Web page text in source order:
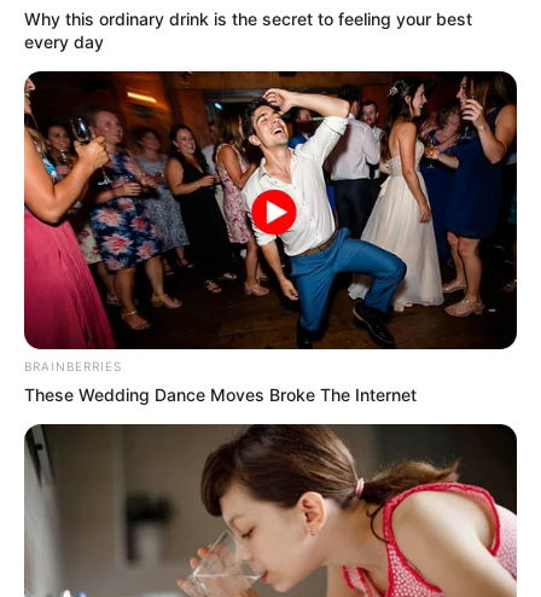
SELEBRITI
10 Potret Gladys Lazarus,
Why this ordinary drink is the secret to feeling your best
every day
BRAINBERRIES
These Wedding Dance Moves Broke The Internet